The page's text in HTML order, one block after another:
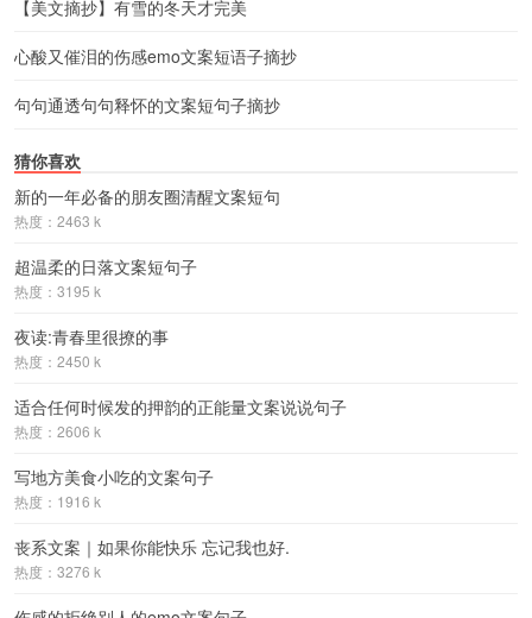
【美文摘抄】有雪的冬天才完美
心酸又催泪的伤感emo文案短语子摘抄
句句通透句句释怀的文案短句子摘抄
猜你喜欢
新的一年必备的朋友圈清醒文案短句
热度：2463 k
超温柔的日落文案短句子
热度：3195 k
夜读:青春里很撩的事
热度：2450 k
适合任何时候发的押韵的正能量文案说说句子
热度：2606 k
写地方美食小吃的文案句子
热度：1916 k
丧系文案｜如果你能快乐 忘记我也好.
热度：3276 k